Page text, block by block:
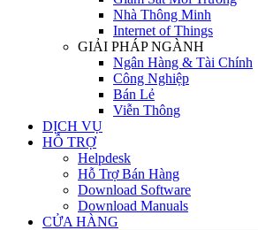
Nhà Thông Minh
Internet of Things
GIẢI PHÁP NGÀNH
Ngân Hàng & Tài Chính
Công Nghiệp
Bán Lẻ
Viễn Thông
DỊCH VỤ
HỖ TRỢ
Helpdesk
Hỗ Trợ Bán Hàng
Download Software
Download Manuals
CỬA HÀNG